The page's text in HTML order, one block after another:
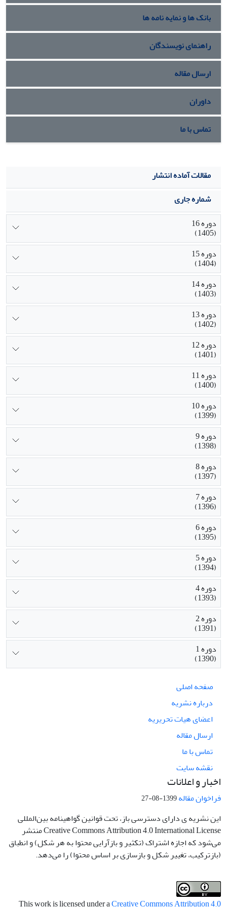
بانک ها و نمایه نامه ها
راهنمای نویسندگان
ارسال مقاله
داوران
تماس با ما
مقالات آماده انتشار
شماره جاری
دوره 16
(1405)
دوره 15
(1404)
دوره 14
(1403)
دوره 13
(1402)
دوره 12
(1401)
دوره 11
(1400)
دوره 10
(1399)
دوره 9
(1398)
دوره 8
(1397)
دوره 7
(1396)
دوره 6
(1395)
دوره 5
(1394)
دوره 4
(1393)
دوره 2
(1391)
دوره 1
(1390)
صفحه اصلی
درباره نشریه
اعضای هیات تحریریه
ارسال مقاله
تماس با ما
نقشه سایت
اخبار و اعلانات
فراخوان مقاله1399-08-27
این نشریه ی دارای دسترسی باز، تحت قوانین گواهینامه بین‌المللی
Creative Commons Attribution 4.0 International License منتشر
می‌شود که اجازه اشتراک (تکثیر و بازآرایی محتوا به هر شکل) و انطباق
(بازترکیب، تغییر شکل و بازسازی بر اساس محتوا) را می‌دهد.
This work is licensed under aCreative Commons Attribution 4.0